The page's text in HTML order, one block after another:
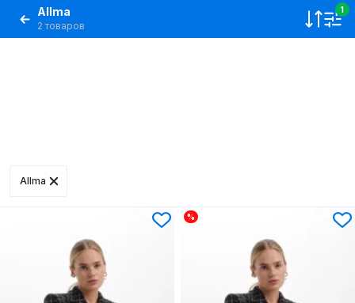
Allma
2 товаров
1
Allma
%